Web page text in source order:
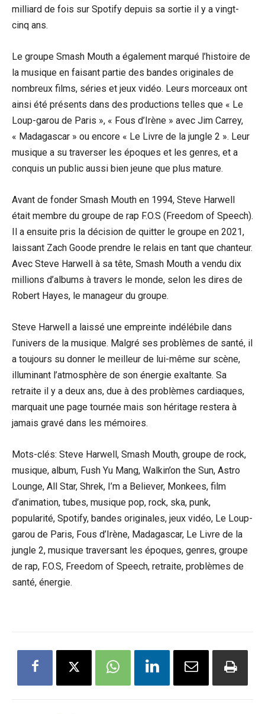
milliard de fois sur Spotify depuis sa sortie il y a vingt-
cinq ans.
Le groupe Smash Mouth a également marqué l’histoire de
la musique en faisant partie des bandes originales de
nombreux films, séries et jeux vidéo. Leurs morceaux ont
ainsi été présents dans des productions telles que « Le
Loup-garou de Paris », « Fous d’Irène » avec Jim Carrey,
« Madagascar » ou encore « Le Livre de la jungle 2 ». Leur
musique a su traverser les époques et les genres, et a
conquis un public aussi bien jeune que plus mature.
Avant de fonder Smash Mouth en 1994, Steve Harwell
était membre du groupe de rap F.O.S (Freedom of Speech).
Il a ensuite pris la décision de quitter le groupe en 2021,
laissant Zach Goode prendre le relais en tant que chanteur.
Avec Steve Harwell à sa tête, Smash Mouth a vendu dix
millions d’albums à travers le monde, selon les dires de
Robert Hayes, le manageur du groupe.
Steve Harwell a laissé une empreinte indélébile dans
l’univers de la musique. Malgré ses problèmes de santé, il
a toujours su donner le meilleur de lui-même sur scène,
illuminant l’atmosphère de son énergie exaltante. Sa
retraite il y a deux ans, due à des problèmes cardiaques,
marquait une page tournée mais son héritage restera à
jamais gravé dans les mémoires.
Mots-clés: Steve Harwell, Smash Mouth, groupe de rock,
musique, album, Fush Yu Mang, Walkin’on the Sun, Astro
Lounge, All Star, Shrek, I’m a Believer, Monkees, film
d’animation, tubes, musique pop, rock, ska, punk,
popularité, Spotify, bandes originales, jeux vidéo, Le Loup-
garou de Paris, Fous d’Irène, Madagascar, Le Livre de la
jungle 2, musique traversant les époques, genres, groupe
de rap, F.O.S, Freedom of Speech, retraite, problèmes de
santé, énergie.